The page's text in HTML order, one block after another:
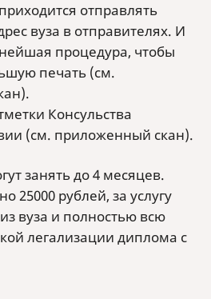
отправлять
вуза в отправителях. И
процедура, чтобы
печать (см.
Консульства
(см. приложенный скан).
занять до 4 месяцев.
25000 рублей, за услугу
вуза и полностью всю
легализации диплома с